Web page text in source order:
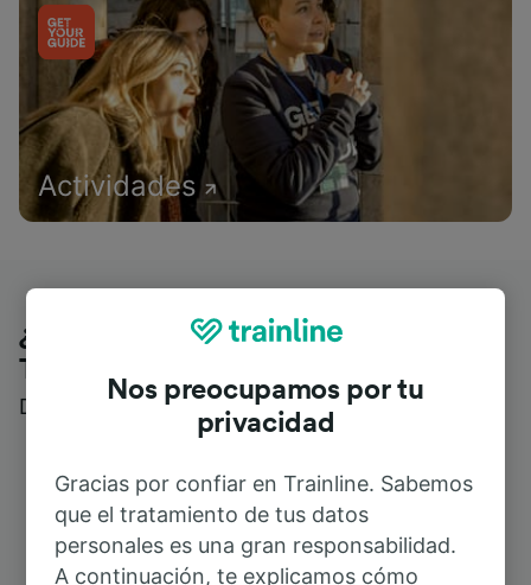
Actividades
¿Qué piensan nuestros clientes de
Trainline?
Descubre reseñas reales de nuestros viajeros
Nos preocupamos por tu
privacidad
Gracias por confiar en Trainline. Sabemos
que el tratamiento de tus datos
personales es una gran responsabilidad.
A continuación, te explicamos cómo